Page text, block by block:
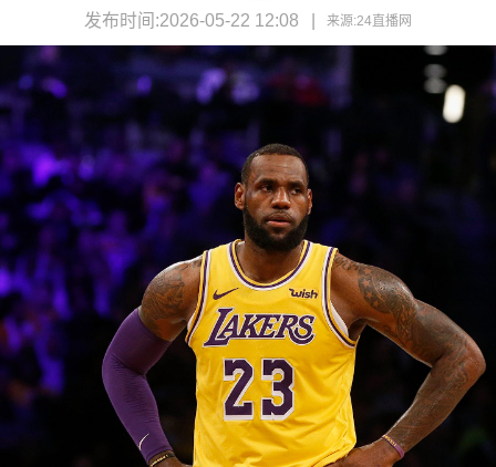
发布时间:2026-05-22 12:08 来源:24直播网